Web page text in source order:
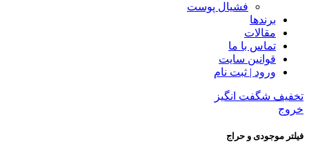
فشیال پوست
برندها
مقالات
تماس با ما
قوانین سایت
ورود | ثبت نام
تخفیف شگفت انگیز
خروج
فیلتر موجودی و حراج